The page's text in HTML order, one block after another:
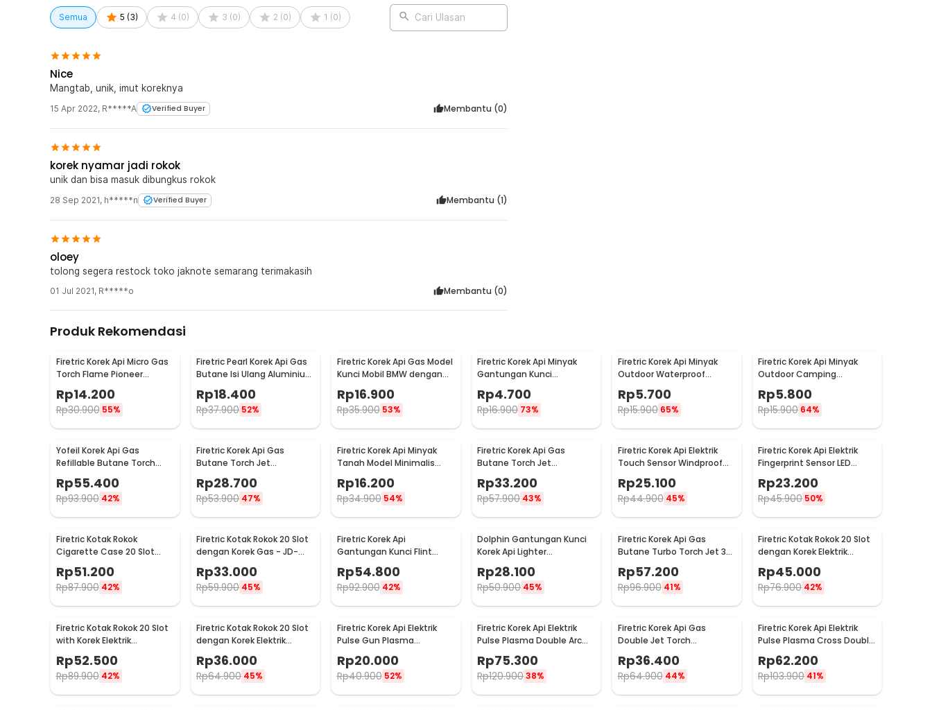
Kelengkapan Produk
Rincian yang Anda dapatkan untuk pembelian produk ini:
Semua 5 (3) 4 (0) 3 (0) 2 (0) 1 (0) Cari Ulasan
Nice
Mangtab, unik, imut koreknya
15 Apr 2022, R*****A Verified Buyer Membantu (0)
korek nyamar jadi rokok
unik dan bisa masuk dibungkus rokok
28 Sep 2021, h*****n Verified Buyer Membantu (1)
oloey
tolong segera restock toko jaknote semarang terimakasih
01 Jul 2021, R*****o Membantu (0)
Produk Rekomendasi
Firetric Korek Api Micro Gas
Torch Flame Pioneer
7MK2AF
Rp14.200
Rp30.900 55%
Firetric Pearl Korek Api Gas
Butane Isi Ulang Aluminium
Elegant - DOL077
Rp18.400
Rp37.900 52%
Firetric Korek Api Gas Model
Kunci Mobil BMW dengan
Lampu LED Senter
Rp16.900
Rp35.900 53%
Firetric Korek Api Minyak
Gantungan Kunci
Aluminum - A1243
Rp4.700
Rp16.900 73%
Firetric Korek Api Minyak
Outdoor Waterproof
Kunci - ES002
Rp5.700
Rp15.900 65%
Firetric Korek Api Minyak
Outdoor Camping
Waterproof Lighter - 18G
Rp5.800
Rp15.900 64%
Yofeil Korek Api Gas
Refillable Butane Torch
Rp55.400
Rp93.900 42%
Firetric Korek Api Gas
Butane Torch Jet
Telescopic LED Lighter -
LE196
Rp28.700
Rp53.900 47%
Firetric Korek Api Minyak
Tanah Model Minimalis
Refillable Lighter - ZR006
Rp16.200
Rp34.900 54%
Firetric Korek Api Gas
Butane Torch Jet
Windproof Refillable Lighter
- HB851
Rp33.200
Rp57.900 43%
Firetric Korek Api Elektrik
Touch Sensor Windproof
Rp25.100
Rp44.900 45%
Firetric Korek Api Elektrik
Fingerprint Sensor LED
Lighter - MG-517
Rp23.200
Rp45.900 50%
Firetric Kotak Rokok
Cigarette Case 20 Slot
YH073
Rp51.200
Rp87.900 42%
Firetric Kotak Rokok 20 Slot
dengan Korek Gas - JD-
GH037
Rp33.000
Rp59.900 45%
Firetric Korek Api
Gantungan Kunci Flint
Starter Carabiner - BCK2-
666
Rp54.800
Rp92.900 42%
Dolphin Gantungan Kunci
Korek Api Lighter
Waterproof - 1989
Rp28.100
Rp50.900 45%
Firetric Korek Api Gas
Butane Turbo Torch Jet 3
Rp57.200
Rp96.900 41%
Firetric Kotak Rokok 20 Slot
dengan Korek Elektrik
Rp45.000
Rp76.900 42%
Firetric Kotak Rokok 20 Slot
with Korek Elektrik
Rp52.500
Rp89.900 42%
Firetric Kotak Rokok 20 Slot
dengan Korek Elektrik
Pyrotechnic - HD-KS-A6
Rp36.000
Rp64.900 45%
Firetric Korek Api Elektrik
Pulse Gun Plasma
MSDS
Rp20.000
Rp40.900 52%
Firetric Korek Api Elektrik
Pulse Plasma Double Arc
Lighter - HY-6008C
Rp75.300
Rp120.90038%
Firetric Korek Api Gas
Double Jet Torch
Windproof Lighter - PL-139
Rp36.400
Rp64.900 44%
Firetric Korek Api Elektrik
Pulse Plasma Cross Double
Arc Lighter - JL613-FD
Rp62.200
Rp103.900 41%